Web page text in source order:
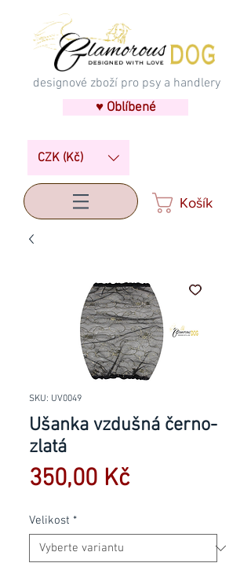
designové zboží pro psy a handlery
♥ Oblíbené
CZK (Kč)
Košík
SKU: UV0049
Ušanka vzdušná černo-
zlatá
350,00 KčCena
Velikost *